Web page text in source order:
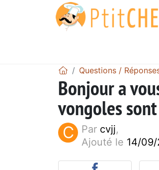
Questions /
Bonjour a
vongoles
C Par cvjj,
Ajouté le 14/09/